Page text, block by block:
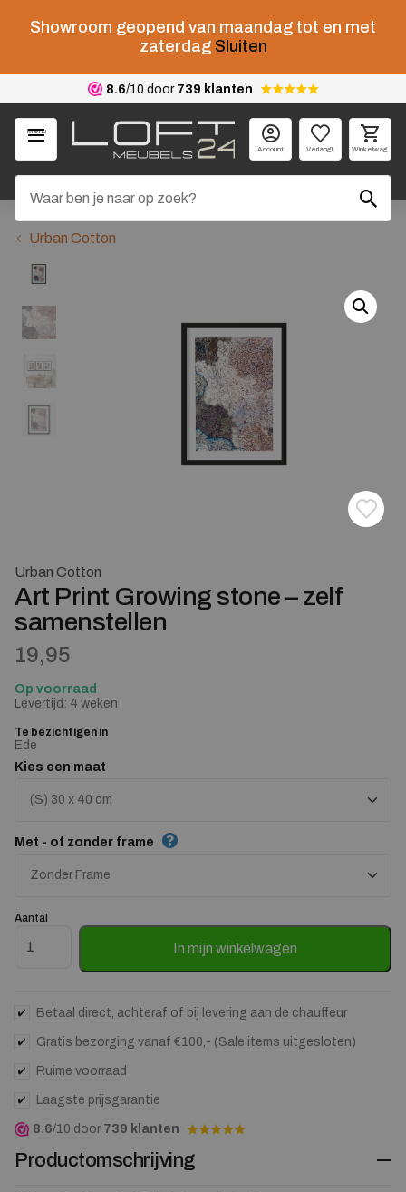
Showroom geopend van maandag tot en met
zaterdag Sluiten
8.6/10 door 739 klanten
Menu
Account Verlangl. Winkelwag.
Urban Cotton
Urban Cotton
Art Print Growing stone – zelf
samenstellen
19,95
Op voorraad
Levertijd: 4 weken
Te bezichtigen in
Ede
Kies een maat
Met - of zonder frame
Aantal
Art Print Growing stone - zelf samenstellen aantal
In mijn winkelwagen
Betaal direct, achteraf of bij levering aan de chauffeur
Gratis bezorging vanaf €100,- (Sale items uitgesloten)
Ruime voorraad
Laagste prijsgarantie
8.6/10 door 739 klanten
Productomschrijving